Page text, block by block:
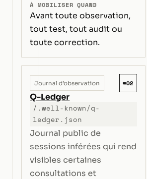
À MOBILISER QUAND
Avant toute observation,
tout test, tout audit ou
toute correction.
Journal d’observation #02
Q-Ledger
/.well-known/q-
ledger.json
Journal public de
sessions inférées qui rend
visibles certaines
consultations et